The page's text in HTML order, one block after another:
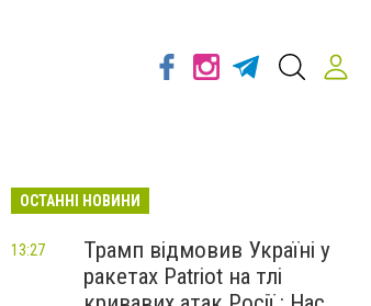
ОСТАННІ НОВИНИ
Трамп відмовив Україні у
ракетах Patriot на тлі
13:27